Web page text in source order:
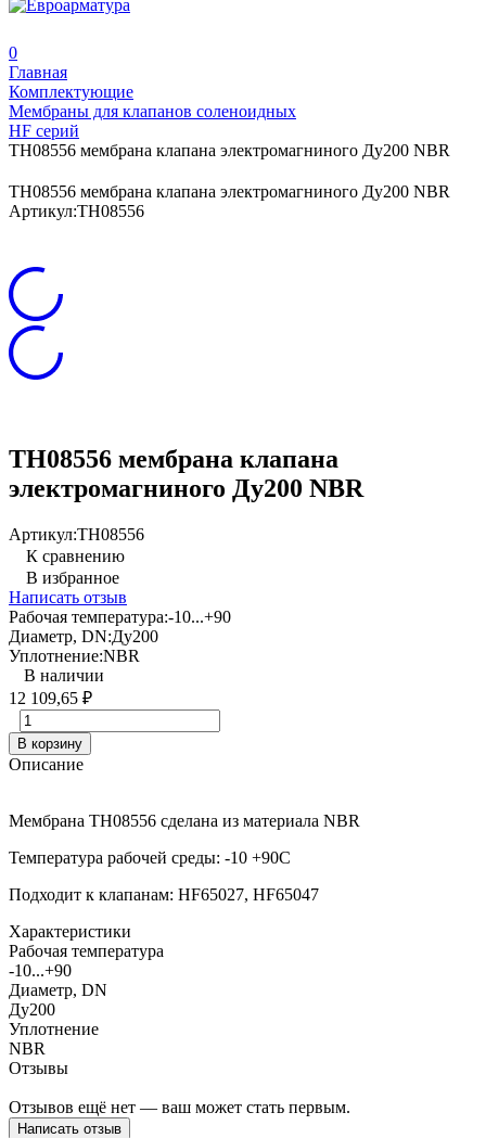
0
Главная
Комплектующие
Мембраны для клапанов соленоидных
HF серий
TH08556 мембрана клапана электромагниного Ду200 NBR
TH08556 мембрана клапана электромагниного Ду200 NBR
Артикул:TH08556
TH08556 мембрана клапана
электромагниного Ду200 NBR
Артикул:TH08556
К сравнению
В избранное
Написать отзыв
Рабочая температура:-10...+90
Диаметр, DN:Ду200
Уплотнение:NBR
В наличии
12 109,65 ₽
В корзину
Описание
Мембрана TH08556 сделана из материала NBR
Температура рабочей среды: -10 +90С
Подходит к клапанам: HF65027, HF65047
Характеристики
Рабочая температура
-10...+90
Диаметр, DN
Ду200
Уплотнение
NBR
Отзывы
Отзывов ещё нет — ваш может стать первым.
Написать отзыв